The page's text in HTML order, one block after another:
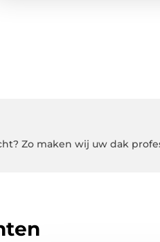
Zo maken wij uw dak